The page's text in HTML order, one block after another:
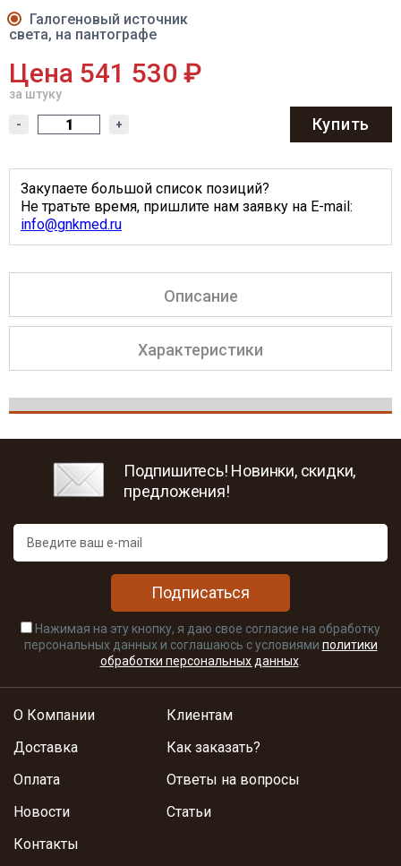
Галогеновый источник
света, на пантографе
Цена 541 530 ₽
за штуку
- + Купить
Закупаете большой список позиций?
Не тратьте время, пришлите нам заявку на E-mail:
info@gnkmed.ru
Описание
Характеристики
Подпишитесь! Новинки, скидки,
предложения!
Подписаться
Нажимая на эту кнопку, я даю свое согласие на обработку
персональных данных и соглашаюсь с условиями политики
обработки персональных данных.
О Компании
Доставка
Оплата
Новости
Клиентам
Как заказать?
Ответы на вопросы
Статьи
Контакты